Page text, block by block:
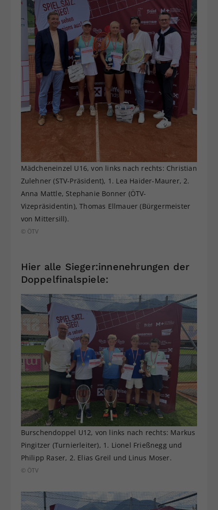
Mädcheneinzel U16, von links nach rechts: Christian
Zulehner (STV-Präsident), 1. Lea Haider-Maurer, 2.
Anna Mattle, Stephanie Bonner (ÖTV-
Vizepräsidentin), Thomas Ellmauer (Bürgermeister
von Mittersill).
© ÖTV
Hier alle Sieger:innenehrungen der
Doppelfinalspiele:
Burschendoppel U12, von links nach rechts: Markus
Pingitzer (Turnierleiter), 1. Lionel Frießnegg und
Philipp Raser, 2. Elias Greil und Linus Moser.
© ÖTV